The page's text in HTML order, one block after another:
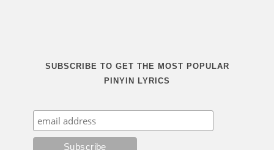
SUBSCRIBE TO GET THE MOST POPULAR
PINYIN LYRICS